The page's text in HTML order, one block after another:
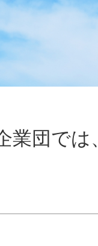
業団で